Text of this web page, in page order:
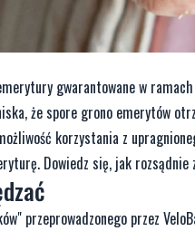
gwarantowane w
że spore grono emerytów
korzystania z
Dowiedz się, jak
przeprowadzonego przez